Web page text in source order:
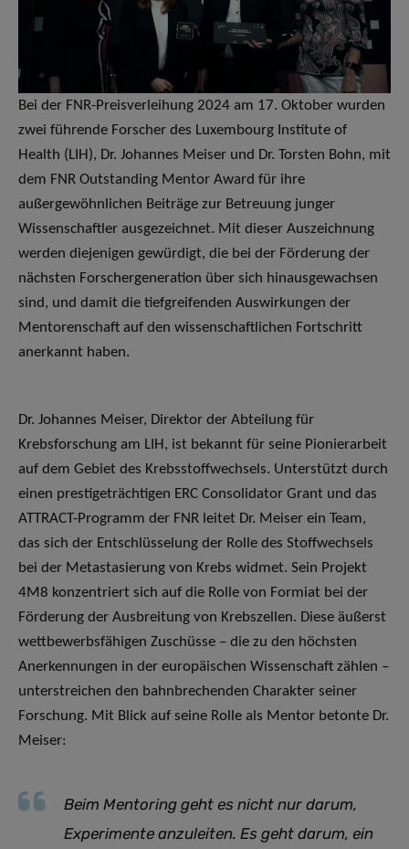
Bei der FNR-Preisverleihung 2024 am 17. Oktober wurden
zwei führende Forscher des Luxembourg Institute of
Health (LIH), Dr. Johannes Meiser und Dr. Torsten Bohn, mit
dem FNR Outstanding Mentor Award für ihre
außergewöhnlichen Beiträge zur Betreuung junger
Wissenschaftler ausgezeichnet. Mit dieser Auszeichnung
werden diejenigen gewürdigt, die bei der Förderung der
nächsten Forschergeneration über sich hinausgewachsen
sind, und damit die tiefgreifenden Auswirkungen der
Mentorenschaft auf den wissenschaftlichen Fortschritt
anerkannt haben.
Dr. Johannes Meiser, Direktor der Abteilung für
Krebsforschung am LIH, ist bekannt für seine Pionierarbeit
auf dem Gebiet des Krebsstoffwechsels. Unterstützt durch
einen prestigeträchtigen ERC Consolidator Grant und das
ATTRACT-Programm der FNR leitet Dr. Meiser ein Team,
das sich der Entschlüsselung der Rolle des Stoffwechsels
bei der Metastasierung von Krebs widmet. Sein Projekt
4M8 konzentriert sich auf die Rolle von Formiat bei der
Förderung der Ausbreitung von Krebszellen. Diese äußerst
wettbewerbsfähigen Zuschüsse – die zu den höchsten
Anerkennungen in der europäischen Wissenschaft zählen –
unterstreichen den bahnbrechenden Charakter seiner
Forschung. Mit Blick auf seine Rolle als Mentor betonte Dr.
Meiser:
Beim Mentoring geht es nicht nur darum,
Experimente anzuleiten. Es geht darum, ein